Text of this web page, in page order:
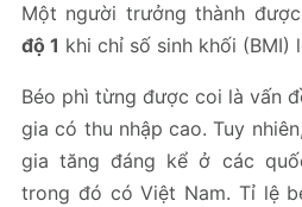
Một người trưởng thành
độ 1 khi chỉ số sinh khối (BMI)
Béo phì từng được coi là vấn
gia có thu nhập cao. Tuy
gia tăng đáng kể ở các
trong đó có Việt Nam. Tỉ lệ